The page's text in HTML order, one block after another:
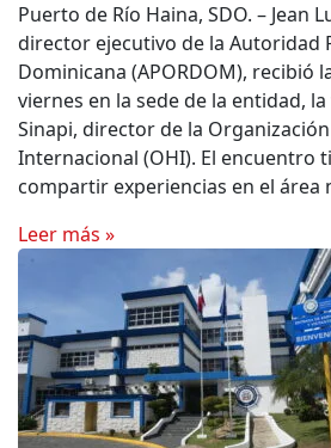
Puerto de Río Haina, SDO. – Jean
director ejecutivo de la Autoridad
Dominicana (APORDOM), recibió
viernes en la sede de la entidad,
Sinapi, director de la
Internacional (OHI). El encuentro
compartir experiencias en el área
Leer más »